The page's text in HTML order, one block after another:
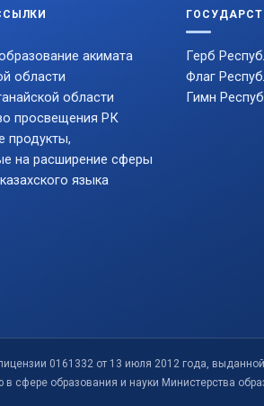
акимата
области
области
просвещения РК
продукты,
на расширение сферы
языка
Герб
Флаг
Гимн
0161332 от 13 июля 2012 года,
сфере образования и науки Министерства